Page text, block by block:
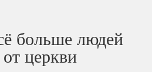
больше людей
церкви